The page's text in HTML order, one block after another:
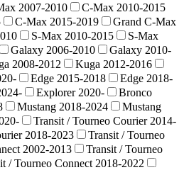
2007-2010
C-Max 2010-2015
C-Max 2015-2019
Grand C-Max
S-Max 2010-2015
S-Max
Galaxy 2006-2010
Galaxy 2010-
2008-2012
Kuga 2012-2016
Edge 2015-2018
Edge 2018-
Explorer 2020-
Bronco
Mustang 2018-2024
Mustang
Transit / Tourneo Courier 2014-
2018-2023
Transit / Tourneo
2002-2013
Transit / Tourneo
/ Tourneo Connect 2018-2022